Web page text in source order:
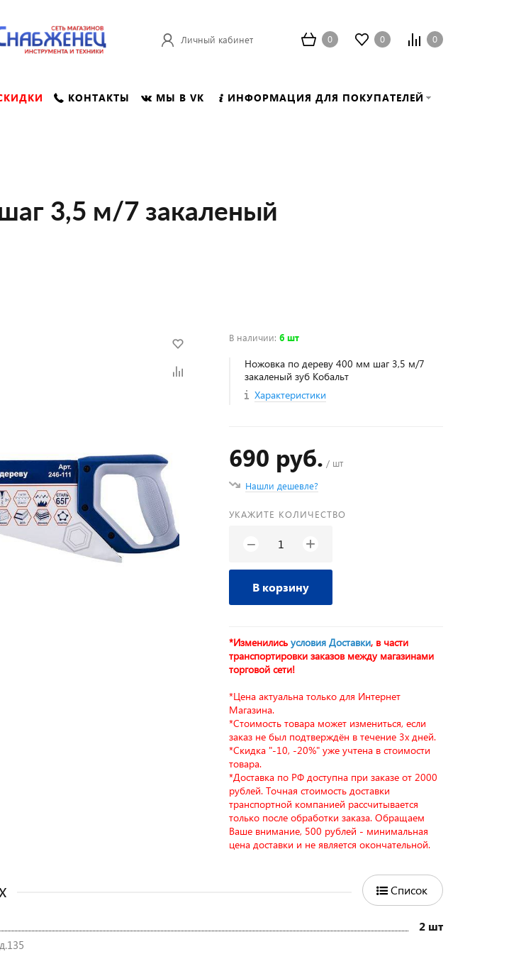
Личный кабинет 0 0 0
КОНТАКТЫ МЫ В VK ИНФОРМАЦИЯ ДЛЯ ПОКУПАТЕЛЕЙ
3,5 м/7 закаленый
В наличии:6 шт
Ножовка по дереву 400 мм шаг 3,5 м/7
закаленый зуб Кобальт
Характеристики
690 руб. / шт
Нашли дешевле?
УКАЖИТЕ КОЛИЧЕСТВО
− +
В корзину
*Изменилисьусловия Доставки, в части
транспортировки заказов между магазинами
торговой сети!
*Цена актуальна только для Интернет
Магазина.
*Стоимость товара может измениться, если
заказ не был подтверждён в течение 3х дней.
*Скидка "-10, -20%" уже учтена в стоимости
товара.
*Доставка по РФ доступна при заказе от 2000
рублей. Точная стоимость доставки
транспортной компанией рассчитывается
только после обработки заказа. Обращаем
Ваше внимание, 500 рублей - минимальная
цена доставки и не является окончательной.
Список
2 шт